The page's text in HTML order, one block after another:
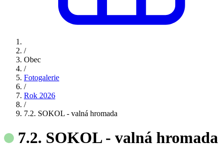
/
Obec
/
Fotogalerie
/
Rok 2026
/
7.2. SOKOL - valná hromada
7.2. SOKOL - valná hromada